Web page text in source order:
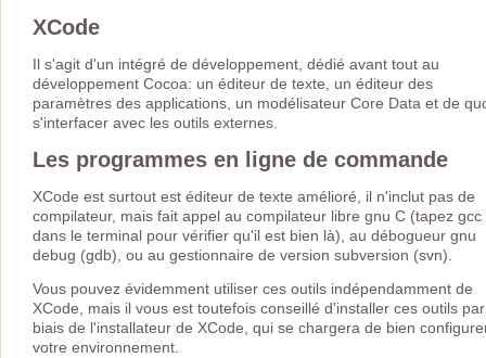
XCode
Il s'agit d'un intégré de développement, dédié avant tout au
développement Cocoa: un éditeur de texte, un éditeur des
paramètres des applications, un modélisateur Core Data et de
s'interfacer avec les outils externes.
Les programmes en ligne de commande
XCode est surtout est éditeur de texte amélioré, il n'inclut pas de
compilateur, mais fait appel au compilateur libre gnu C (tapez gcc
dans le terminal pour vérifier qu'il est bien là), au débogueur gnu
debug (gdb), ou au gestionnaire de version subversion (svn).
Vous pouvez évidemment utiliser ces outils indépendamment de
XCode, mais il vous est toutefois conseillé d'installer ces outils
biais de l'installateur de XCode, qui se chargera de bien
votre environnement.